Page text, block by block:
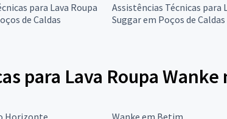
para Lava Roupa
de Caldas
Assistências Técnicas para
Suggar em Poços de Caldas
para Lava Roupa
Horizonte Wanke em Betim